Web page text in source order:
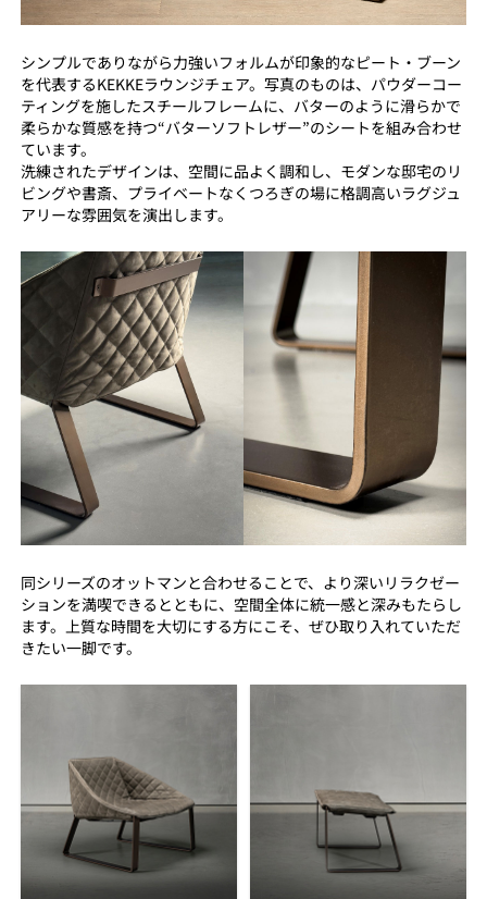
シンプルでありながら力強いフォルムが印象的なピート・ブーン
を代表するKEKKEラウンジチェア。写真のものは、パウダーコー
ティングを施したスチールフレームに、バターのように滑らかで
柔らかな質感を持つ“バターソフトレザー”のシートを組み合わせ
ています。
洗練されたデザインは、空間に品よく調和し、モダンな邸宅のリ
ビングや書斎、プライベートなくつろぎの場に格調高いラグジュ
アリーな雰囲気を演出します。
同シリーズのオットマンと合わせることで、より深いリラクゼー
ションを満喫できるとともに、空間全体に統一感と深みもたらし
ます。上質な時間を大切にする方にこそ、ぜひ取り入れていただ
きたい一脚です。